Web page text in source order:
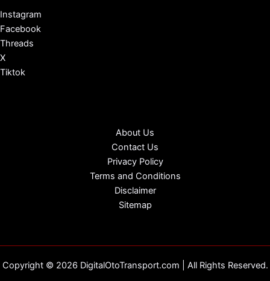
Instagram
Facebook
Threads
X
Tiktok
About Us
Contact Us
Privacy Policy
Terms and Conditions
Disclaimer
Sitemap
Copyright © 2026 DigitalOtoTransport.com | All Rights Reserved.